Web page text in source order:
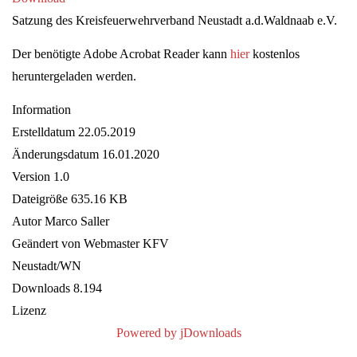
Satzung des Kreisfeuerwehrverband Neustadt a.d.Waldnaab e.V.
Der benötigte Adobe Acrobat Reader kann hierkostenlos
heruntergeladen werden.
Information
Erstelldatum 22.05.2019
Änderungsdatum 16.01.2020
Version 1.0
Dateigröße 635.16 KB
AutorMarco Saller
Geändert von Webmaster KFV
Neustadt/WN
Downloads 8.194
Lizenz
Powered by jDownloads